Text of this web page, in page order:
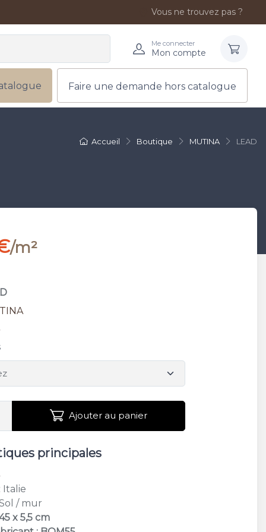
Vous ne trouvez pas ?
Me connecter
Mon compte
Faire une demande hors catalogue
Accueil Boutique MUTINA LEAD
/m²
Ajouter au panier
principales
: Italie
/ mur
x 5,5 cm